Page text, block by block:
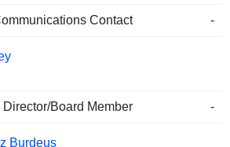
Contact -
Director/Board Member -
Burdeus